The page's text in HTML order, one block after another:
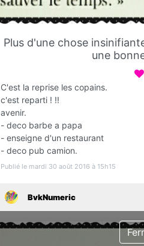
Ouvert
Plus d'une chose
une
C'est la reprise les copains.
c'est reparti ! !!
avenir.
- deco barbe a papa
- enseigne d'un restaurant
- deco pub camion.
Publié le mardi 30 août 2016 à 15h15
BvkNumeric